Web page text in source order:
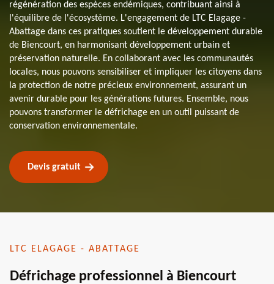
régénération des espèces endémiques, contribuant ainsi à
l'équilibre de l'écosystème. L'engagement de LTC Elagage -
Abattage dans ces pratiques soutient le développement durable
de Biencourt, en harmonisant développement urbain et
préservation naturelle. En collaborant avec les communautés
locales, nous pouvons sensibiliser et impliquer les citoyens dans
la protection de notre précieux environnement, assurant un
avenir durable pour les générations futures. Ensemble, nous
pouvons transformer le défrichage en un outil puissant de
conservation environnementale.
Devis gratuit
LTC ELAGAGE - ABATTAGE
Défrichage professionnel à Biencourt